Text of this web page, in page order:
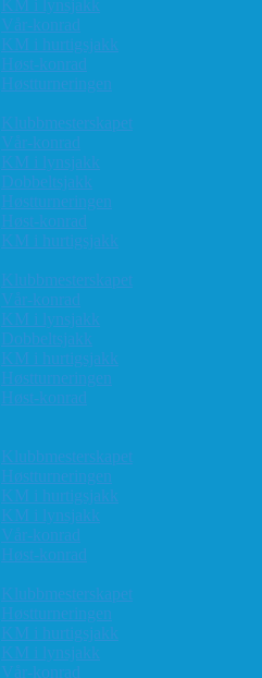
KM i lynsjakk
Vår-konrad
KM i hurtigsjakk
Høst-konrad
Høstturneringen
Klubbmesterskapet
Vår-konrad
KM i lynsjakk
Dobbeltsjakk
Høstturneringen
Høst-konrad
KM i hurtigsjakk
Klubbmesterskapet
Vår-konrad
KM i lynsjakk
Dobbeltsjakk
KM i hurtigsjakk
Høstturneringen
Høst-konrad
Klubbmesterskapet
Høstturneringen
KM i hurtigsjakk
KM i lynsjakk
Vår-konrad
Høst-konrad
Klubbmesterskapet
Høstturneringen
KM i hurtigsjakk
KM i lynsjakk
Vår-konrad